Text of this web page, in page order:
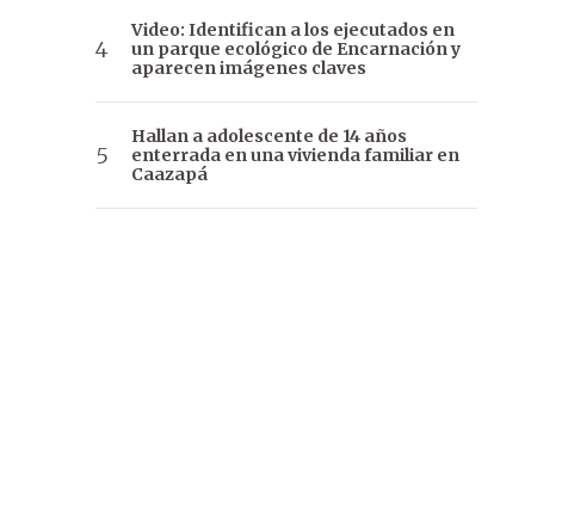
Video: Identifican a los ejecutados en
un parque ecológico de Encarnación y
aparecen imágenes claves
Hallan a adolescente de 14 años
enterrada en una vivienda familiar en
Caazapá